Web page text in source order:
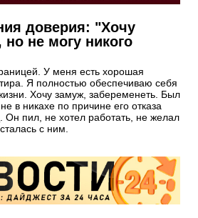
доверия: "Хочу
не могу никого
У меня есть хорошая
Я полностью обеспечиваю себя
Хочу замуж, забеременеть. Был
в никахе по причине его отказа
Он пил, не хотел работать, не желал
с ним.